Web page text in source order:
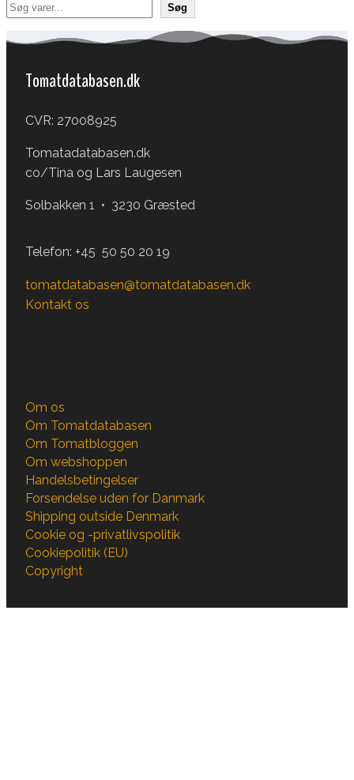
Søg
Tomatdatabasen.dk
CVR: 27008925
Tomatadatabasen.dk
co/Tina og Lars Laugesen
Solbakken 1 • 3230 Græsted
Telefon: +45 50 50 20 19
tomatdatabasen@tomatdatabasen.dk
Kontakt os
Om os
Om Tomatdatabasen
Om Tomatbloggen
Om webshoppen
Handelsbetingelser
Forsendelse uden for Danmark
Shipping outside Denmark
Cookie og -privatlivspolitik
Cookiepolitik (EU)
Copyright